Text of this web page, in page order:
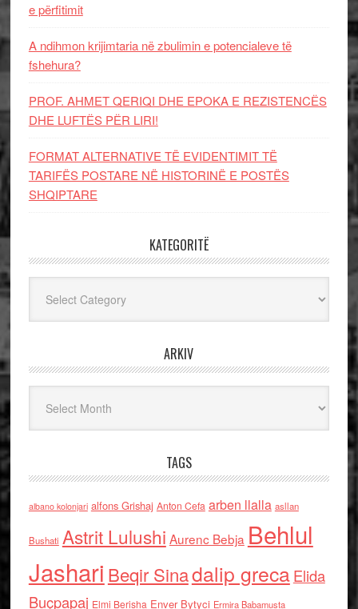
e përfitimit
A ndihmon krijimtaria në zbulimin e potencialeve të
fshehura?
PROF. AHMET QERIQI DHE EPOKA E REZISTENCЁS
DHE LUFTЁS PЁR LIRI!
FORMAT ALTERNATIVE TË EVIDENTIMIT TË
TARIFËS POSTARE NË HISTORINË E POSTËS
SHQIPTARE
KATEGORITË
ARKIV
TAGS
albano kolonjari alfons Grishaj Anton Cefa arben llalla asllan
Bushati Astrit Lulushi Aurenc Bebja Behlul
Jashari Beqir Sinadalip grecaElida
Buçpapaj Elmi Berisha Enver Bytyci Ermira Babamusta